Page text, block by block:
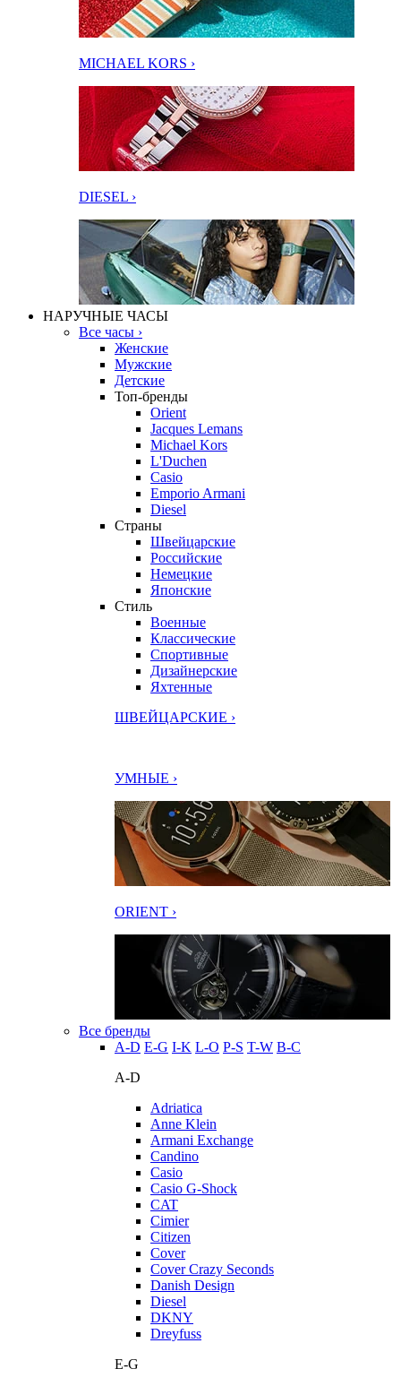
MICHAEL KORS ›
DIESEL ›
НАРУЧНЫЕ ЧАСЫ
Все часы ›
Женские
Мужские
Детские
Топ-бренды
Orient
Jacques Lemans
Michael Kors
L'Duchen
Casio
Emporio Armani
Diesel
Страны
Швейцарские
Российские
Немецкие
Японские
Стиль
Военные
Классические
Спортивные
Дизайнерские
Яхтенные
ШВЕЙЦАРСКИЕ ›
УМНЫЕ ›
ORIENT ›
Все бренды
A-D E-G I-K L-O P-S T-W В-С
A-D
Adriatica
Anne Klein
Armani Exchange
Candino
Casio
Casio G-Shock
CAT
Cimier
Citizen
Cover
Cover Crazy Seconds
Danish Design
Diesel
DKNY
Dreyfuss
E-G